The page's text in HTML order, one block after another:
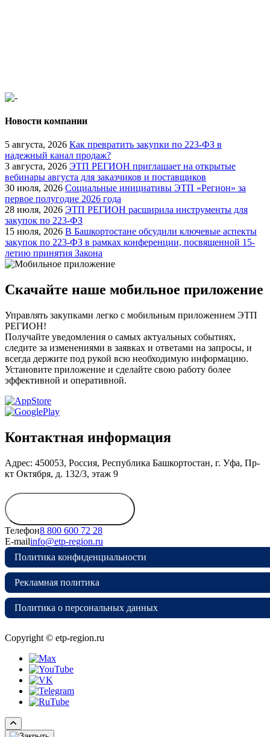
Новости компании
5 августа, 2026 Как превратить закупки по 223-ФЗ в
надежный канал продаж?
3 августа, 2026 ЭТП РЕГИОН приглашает на открытые
вебинары августа для заказчиков и поставщиков
30 июля, 2026 Социальные инициативы ЭТП «Регион» за
первое полугодие 2026 года
28 июля, 2026 ЭТП РЕГИОН расширила инструменты для
закупок по 223-ФЗ
15 июля, 2026 В Башкортостане обсудили ключевые аспекты
закупок по 223-ФЗ в рамках конференции, посвященной 15-
летию принятия Закона
Скачайте наше мобильное приложение
Управлять закупками легко с мобильным приложением ЭТП
РЕГИОН!
Получайте уведомления о самых актуальных событиях,
следите за изменениями в заявках и ответами на запросы, и
всегда держите под рукой всю необходимую информацию.
Установите приложение и сделайте свою работу более
эффективной и оперативной.
Контактная информация
Адрес: 450053, Россия, Республика Башкортостан, г. Уфа, Пр-
кт Октября, д. 132/3, этаж 9
Телефон8 800 600 72 28
E-mailinfo@etp-region.ru
Политика конфиденциальности
Рекламная политика
Политика о персональных данных
Copyright © etp-region.ru